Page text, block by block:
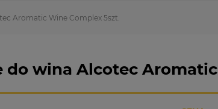
Aromatic Wine Complex 5szt.
do wina Alcotec